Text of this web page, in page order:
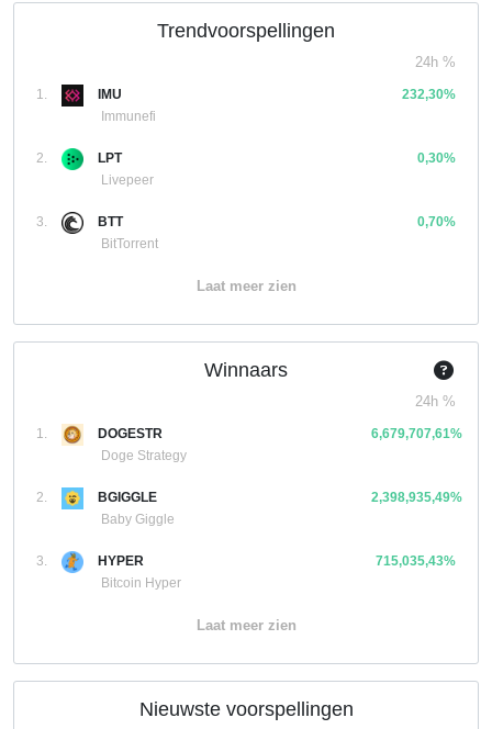
Trendvoorspellingen
24h %
1.
IMU
Immunefi
232,30%
2.
LPT
Livepeer
0,30%
3.
BTT
BitTorrent
0,70%
Laat meer zien
Winnaars
24h %
1.
DOGESTR
Doge Strategy
6,679,707,61%
2.
BGIGGLE
Baby Giggle
2,398,935,49%
3.
HYPER
Bitcoin Hyper
715,035,43%
Laat meer zien
Nieuwste voorspellingen